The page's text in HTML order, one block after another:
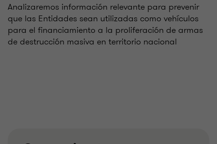
Analizaremos información relevante para prevenir
que las Entidades sean utilizadas como vehículos
para el financiamiento a la proliferación de armas
de destrucción masiva en territorio nacional